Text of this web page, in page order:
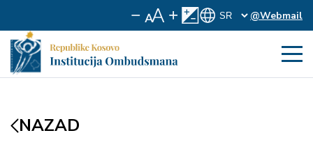
@Webmail
NAZAD